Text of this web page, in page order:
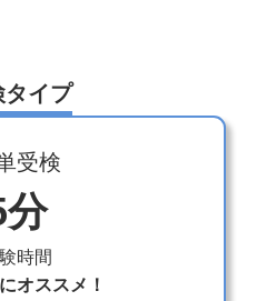
タイプ
受検
時間
オススメ！